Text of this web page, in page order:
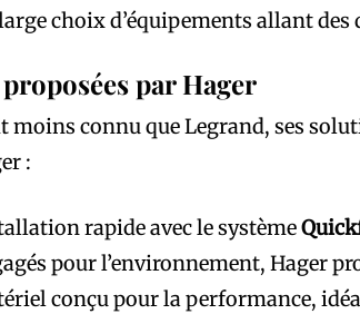
choix d’équipements allant
par Hager
moins connu que Legrand, ses
:
rapide avec le système
pour l’environnement, Hager
conçu pour la performance,